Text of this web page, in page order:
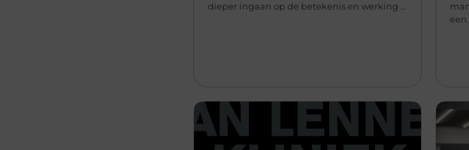
dieper ingaan op de betekenis en werking ...
een